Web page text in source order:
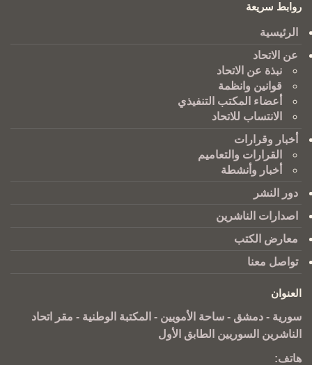
روابط سريعة
الرئيسية
عن الاتحاد
نبذة عن الاتحاد
قوانين وانظمة
أعضاء المكتب التنفيذي
الانتساب للاتحاد
أخبار وقرارات
القرارات والتعاميم
أخبار وأنشطة
دور النشر
اصدارات الناشرين
معارض الكتب
تواصل معنا
العنوان
سورية - دمشق - ساحة الأمويين - المكتبة الوطنية - مقر اتحاد
الناشرين السوريين الطابق الأول
هاتف: